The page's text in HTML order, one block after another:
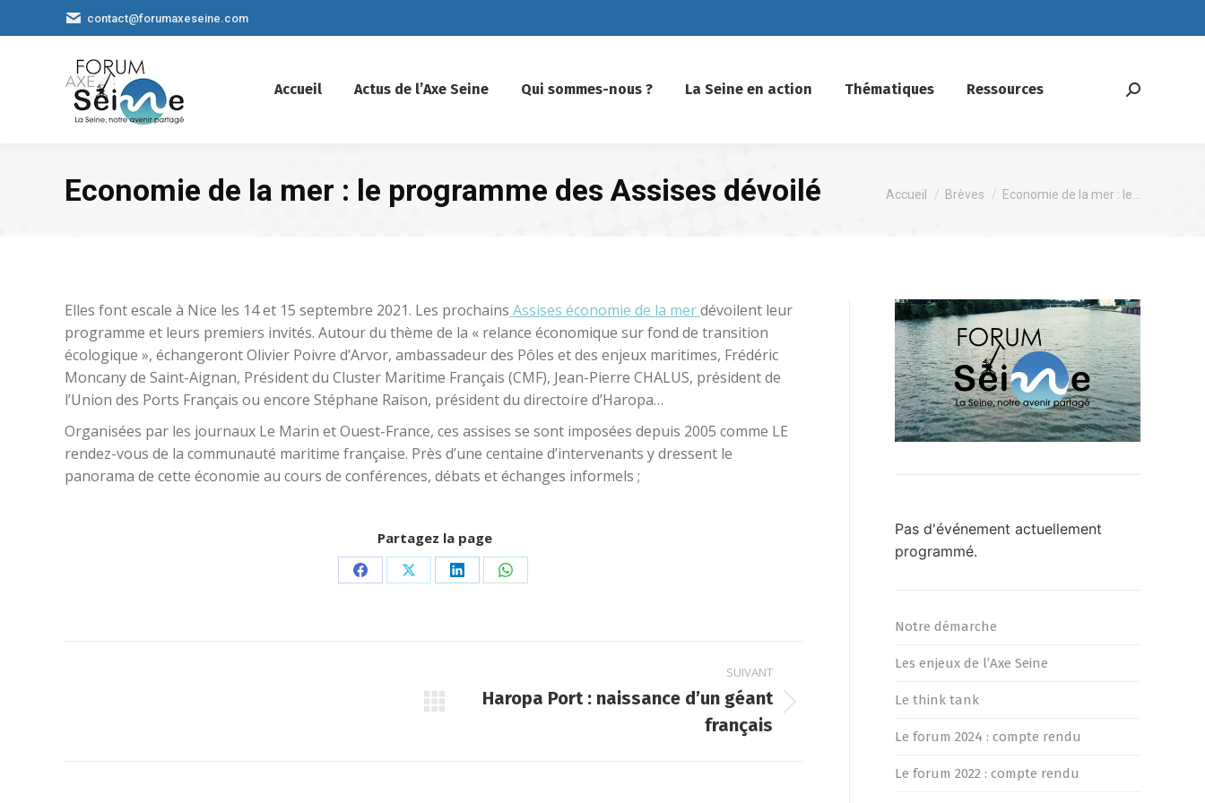
contact@forumaxeseine.com
Accueil Actus de l’Axe Seine Qui sommes-nous ? La Seine en action Thématiques Ressources
Recherche
Economie de la mer : le programme des Assises dévoilé Vous êtes ici :
Accueil Brèves Economie de la mer : le…
Elles font escale à Nice les 14 et 15 septembre 2021. Les prochains Assises économie de la merdévoilent leur
programme et leurs premiers invités. Autour du thème de la « relance économique sur fond de transition
écologique », échangeront Olivier Poivre d’Arvor, ambassadeur des Pôles et des enjeux maritimes, Frédéric
Moncany de Saint-Aignan, Président du Cluster Maritime Français (CMF), Jean-Pierre CHALUS, président de
l’Union des Ports Français ou encore Stéphane Raison, président du directoire d’Haropa…
Organisées par les journaux Le Marin et Ouest-France, ces assises se sont imposées depuis 2005 comme LE
rendez-vous de la communauté maritime française. Près d’une centaine d’intervenants y dressent le
panorama de cette économie au cours de conférences, débats et échanges informels ;
Partagez la page
PartagerPartagerPartagerPartager
SUIVANT
Article
Haropa Port : naissance d’un géant
français
Pas d'événement actuellement
programmé.
Notre démarche
Les enjeux de l’Axe Seine
Le think tank
Le forum 2024 : compte rendu
Le forum 2022 : compte rendu